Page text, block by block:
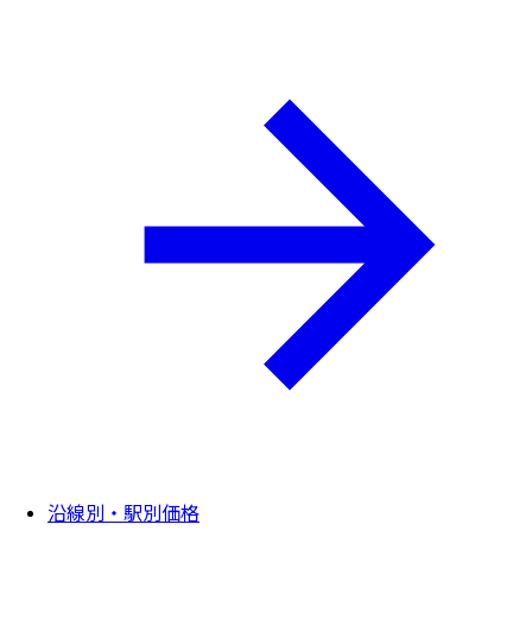
沿線別・駅別価格